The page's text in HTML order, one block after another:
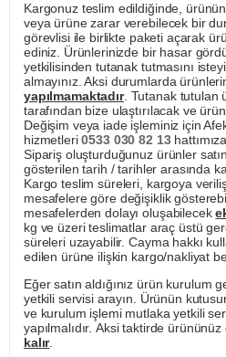
Kargonuz teslim edildiğinde,
veya ürüne zarar verebilecek bir
görevlisi ile birlikte paketi açarak
ediniz. Ürünlerinizde bir hasar
yetkilisinden tutanak tutmasını
almayınız. Aksi durumlarda
yapılmamaktadır. Tutanak tutulan
tarafından bize ulaştırılacak ve
Değişim veya iade işleminiz için
hizmetleri0533 030 82 13
Sipariş oluşturduğunuz ürünler
gösterilen tarih / tarihler arasında
Kargo teslim süreleri, kargoya
mesafelere göre değişiklik
mesafelerden dolayı oluşabilecek
kg ve üzeri teslimatlar araç üstü
süreleri uzayabilir. Cayma hakkı
edilen ürüne ilişkin kargo/nakliyat
Eğer satın aldığınız ürün kurulum
yetkili servisi arayın. Ürünün
ve kurulum işlemi mutlaka yetkili
yapılmalıdır. Aksi taktirde ürününüz
kalır.